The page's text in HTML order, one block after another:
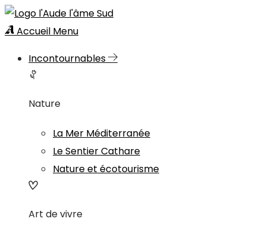
Accueil Menu
Incontournables
Nature
La Mer Méditerranée
Le Sentier Cathare
Nature et écotourisme
Art de vivre